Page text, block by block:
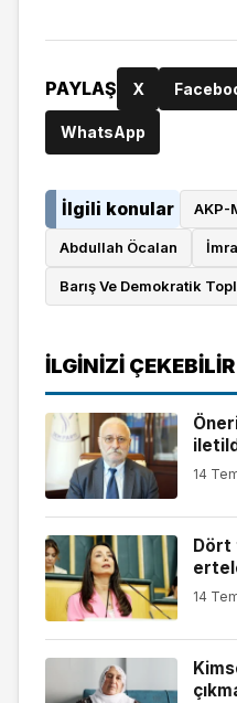
PAYLAŞ X
WhatsApp
İlgili konular AKP-
Abdullah Öcalan
Barış Ve Demokratik
İLGINIZI ÇEKEBILIR
14
Dört
14